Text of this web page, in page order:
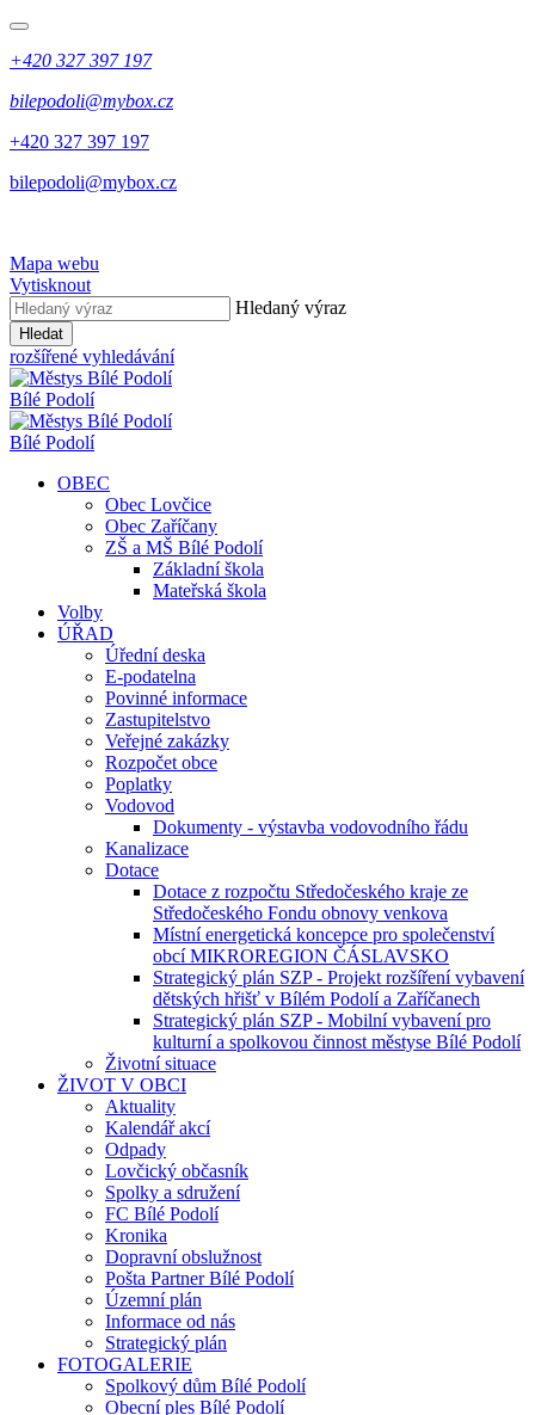
+420 327 397 197
bilepodoli@mybox.cz
+420 327 397 197
bilepodoli@mybox.cz
Mapa webu
Vytisknout
Hledaný výraz
Hledat
rozšířené vyhledávání
Bílé Podolí
Bílé Podolí
OBEC
Obec Lovčice
Obec Zaříčany
ZŠ a MŠ Bílé Podolí
Základní škola
Mateřská škola
Volby
ÚŘAD
Úřední deska
E-podatelna
Povinné informace
Zastupitelstvo
Veřejné zakázky
Rozpočet obce
Poplatky
Vodovod
Dokumenty - výstavba vodovodního řádu
Kanalizace
Dotace
Dotace z rozpočtu Středočeského kraje ze
Středočeského Fondu obnovy venkova
Místní energetická koncepce pro společenství
obcí MIKROREGION ČÁSLAVSKO
Strategický plán SZP - Projekt rozšíření vybavení
dětských hřišť v Bílém Podolí a Zaříčanech
Strategický plán SZP - Mobilní vybavení pro
kulturní a spolkovou činnost městyse Bílé Podolí
Životní situace
ŽIVOT V OBCI
Aktuality
Kalendář akcí
Odpady
Lovčický občasník
Spolky a sdružení
FC Bílé Podolí
Kronika
Dopravní obslužnost
Pošta Partner Bílé Podolí
Územní plán
Informace od nás
Strategický plán
FOTOGALERIE
Spolkový dům Bílé Podolí
Obecní ples Bílé Podolí